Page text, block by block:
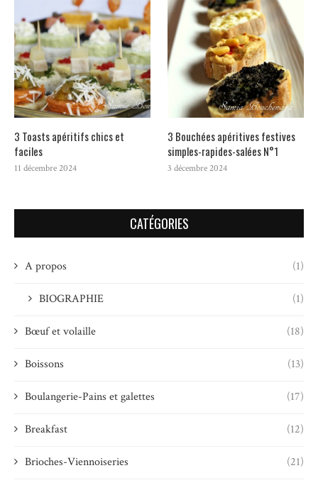
3 Toasts apéritifs chics et
faciles
11 décembre 2024
3 Bouchées apéritives festives
simples-rapides-salées N°1
3 décembre 2024
CATÉGORIES
A propos (1)
BIOGRAPHIE (1)
Bœuf et volaille (18)
Boissons (13)
Boulangerie-Pains et galettes (17)
Breakfast (12)
Brioches-Viennoiseries (21)